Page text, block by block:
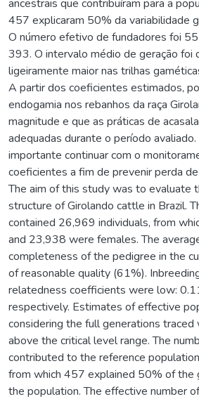
ancestrais que contribuíram para a
457 explicaram 50% da variabilidade
O número efetivo de fundadores foi
393. O intervalo médio de geração foi
ligeiramente maior nas trilhas
A partir dos coeficientes estimados,
endogamia nos rebanhos da raça
magnitude e que as práticas de
adequadas durante o período
importante continuar com o
coeficientes a fim de prevenir perda
The aim of this study was to evaluate
structure of Girolando cattle in Brazil.
contained 26,969 individuals, from
and 23,938 were females. The
completeness of the pedigree in the
of reasonable quality (61%).
relatedness coefficients were low:
respectively. Estimates of effective
considering the full generations traced
above the critical level range. The
contributed to the reference
from which 457 explained 50% of the
the population. The effective number